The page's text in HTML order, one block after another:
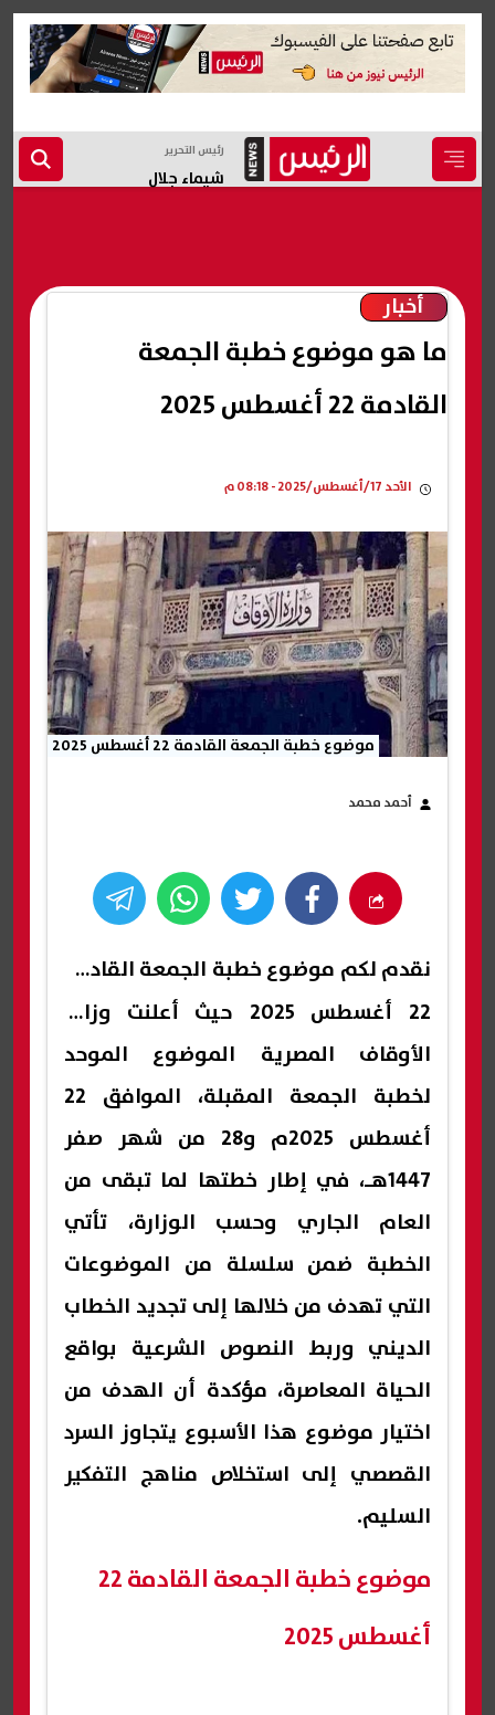
رئيس التحرير
شيماء جلال
أخبار
ما هو موضوع خطبة الجمعة
القادمة 22 أغسطس 2025
الأحد 17/أغسطس/2025 - 08:18 م
موضوع خطبة الجمعة القادمة 22 أغسطس 2025
أحمد محمد
نقدم لكم موضوع خطبة الجمعة القادمة
22 أغسطس 2025 حيث أعلنت وزارة
الأوقاف المصرية الموضوع الموحد
لخطبة الجمعة المقبلة، الموافق 22
أغسطس 2025م و28 من شهر صفر
1447هـ، في إطار خطتها لما تبقى من
العام الجاري وحسب الوزارة، تأتي
الخطبة ضمن سلسلة من الموضوعات
التي تهدف من خلالها إلى تجديد الخطاب
الديني وربط النصوص الشرعية بواقع
الحياة المعاصرة، مؤكدة أن الهدف من
اختيار موضوع هذا الأسبوع يتجاوز السرد
القصصي إلى استخلاص مناهج التفكير
السليم.
موضوع خطبة الجمعة القادمة 22
أغسطس 2025